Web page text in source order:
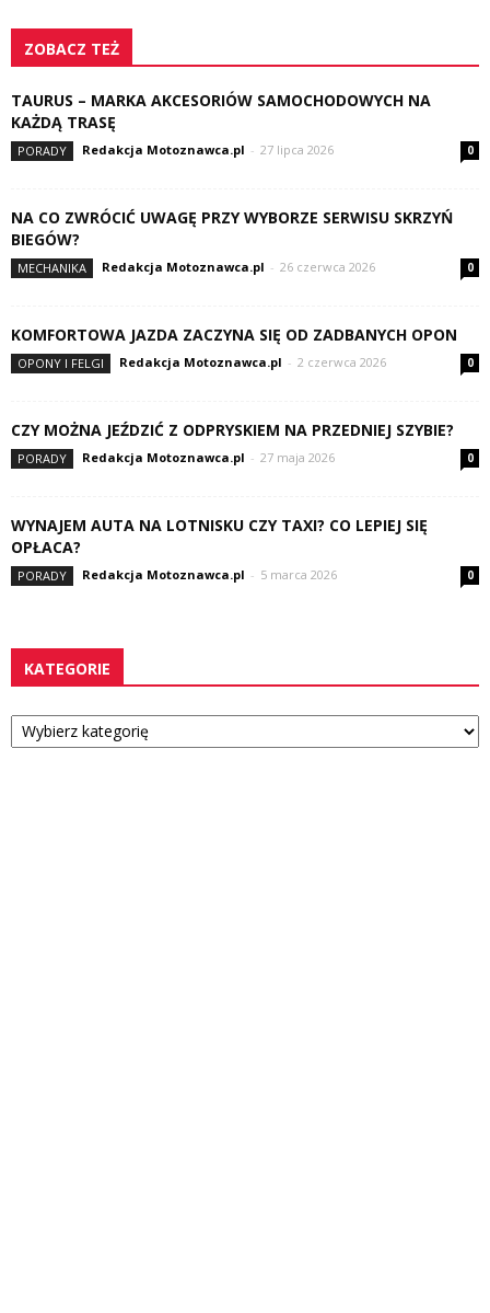
ZOBACZ TEŻ
TAURUS – MARKA AKCESORIÓW SAMOCHODOWYCH NA
KAŻDĄ TRASĘ
PORADY Redakcja Motoznawca.pl - 27 lipca 2026 0
NA CO ZWRÓCIĆ UWAGĘ PRZY WYBORZE SERWISU SKRZYŃ
BIEGÓW?
MECHANIKA Redakcja Motoznawca.pl - 26 czerwca 2026 0
KOMFORTOWA JAZDA ZACZYNA SIĘ OD ZADBANYCH OPON
OPONY I FELGI Redakcja Motoznawca.pl - 2 czerwca 2026 0
CZY MOŻNA JEŹDZIĆ Z ODPRYSKIEM NA PRZEDNIEJ SZYBIE?
PORADY Redakcja Motoznawca.pl - 27 maja 2026 0
WYNAJEM AUTA NA LOTNISKU CZY TAXI? CO LEPIEJ SIĘ
OPŁACA?
PORADY Redakcja Motoznawca.pl - 5 marca 2026 0
KATEGORIE
Kategorie